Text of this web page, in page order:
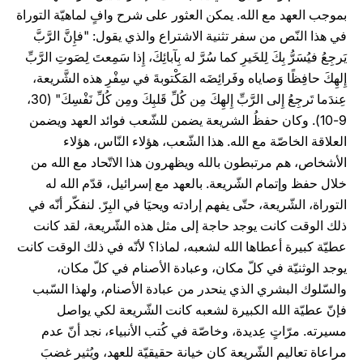
بموجب العهد مع الله. يمكن العثور على شرح وافٍ لماهيّة التوراة
في هذا النّص من سفر تثنية الاشتراع والذي يقول: "فإِنَّ الرَّبَّ
يَرجِعُ فيُسَرُّ بِكَ لِلخَيرِ كما سُرَّ له بِآبائِكَ، إِذا سَمِعتَ لِصَوتِ الرَّبِّ
إِلهِكَ حافِظًا وَصاياه وفَرائِضَه المَكْتوبةَ في سِفْرِ هذه الشَّريعة،
عِندَما تَرجِعُ إِلى الرَّبِّ إِلهِكَ مِن كُلِّ قَلبِكَ ومِن كُلِّ نَفْسِكَ" (30،
9-10). وكان حفظُ الشريعة يضمن للشّعب فوائد العهد ويضمن
العلاقة الخاصّة مع الله. هذا الشّعب، هؤلاء النّاس، هؤلاء
الأشخاص، هم مرتبطون بالله ويظهرون هذا الاتّحاد مع الله من
خلال حفظ وإتمام الشّريعة. بالعهد مع إسرائيل، قدّم الله له
التوراة، الشّريعة، حتّى يفهم إرادته ويحيَا في البِرّ. لنفكّر أنّه في
ذلك الوقت كانت يوجد حاجة إلى مثل هذه الشّريعة، لقد كانت
عطيّة كبيرة أعطاها الله لشعبه، لماذا؟ لأنّه في ذلك الوقت كانت
يوجد الوثنيّة في كلّ مكان، وعبادة الأصنام في كلّ مكان،
والسّلوك البشري الذي ينحدر من عبادة الأصنام، ولهذا السّبب
فإنّ عطيّة الله الكبيرة لشعبه كانت الشّريعة لكي يواصل
مسيرته. مرّاتٍ عِديدة، وخاصّة في كُتب الأنبياء، نجد أنّ عدم
مراعاة تعاليم الشّريعة كان خيانة حقيقيّة للعهد، ويُثير غضبَ